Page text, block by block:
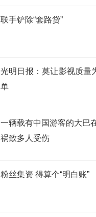
联手铲除“套路贷”
光明日报：莫让影视质量
单
一辆载有中国游客的大巴
祸致多人受伤
粉丝集资 得算个“明白账”